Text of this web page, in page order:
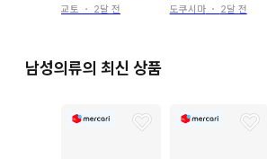
교토 ・ 2달 전
패턴
도쿠시마・ 2달 전
남성의류의 최신 상품